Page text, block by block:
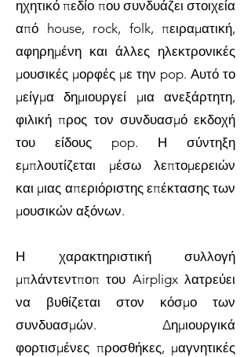
ηχητικό πεδίο που συνδυάζει στοιχεία
από house, rock, folk, πειραματική,
αφηρημένη και άλλες ηλεκτρονικές
μουσικές μορφές με την pop. Αυτό το
μείγμα δημιουργεί μια ανεξάρτητη,
φιλική προς τον συνδυασμό εκδοχή
του είδους pop. Η σύντηξη
εμπλουτίζεται μέσω λεπτομερειών
και μιας απεριόριστης επέκτασης των
μουσικών αξόνων.
Η χαρακτηριστική συλλογή
μπλάντεντποπ του Airpligx λατρεύει
να βυθίζεται στον κόσμο των
συνδυασμών. Δημιουργικά
φορτισμένες προσθήκες, μαγνητικές